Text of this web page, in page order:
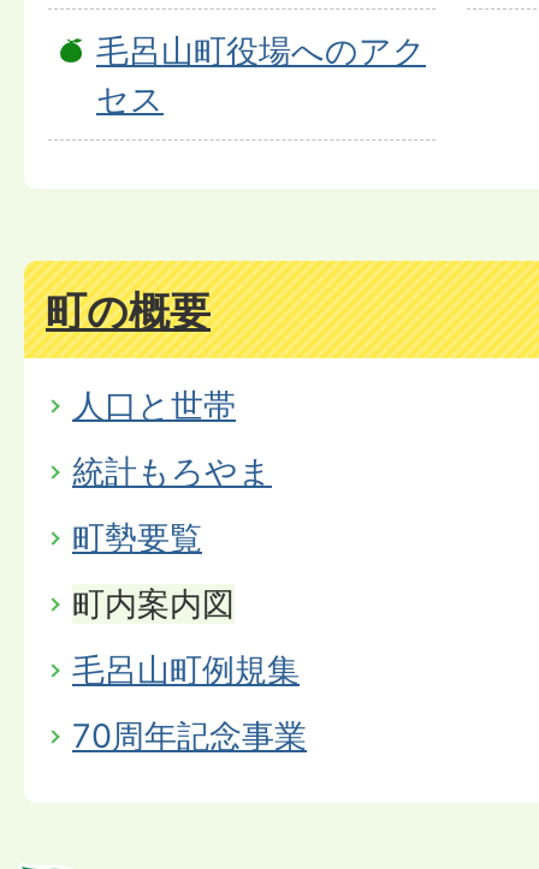
毛呂山町役場へのアク
セス
町の概要
人口と世帯
統計もろやま
町勢要覧
町内案内図
毛呂山町例規集
70周年記念事業